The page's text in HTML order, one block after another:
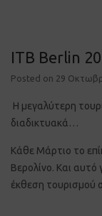
ITB Berlin
Posted on 29
Η μεγαλύτερη
διαδικτυακά…
Κάθε Μάρτιο το
Βερολίνο. Και αυτό
έκθεση τουρισμού